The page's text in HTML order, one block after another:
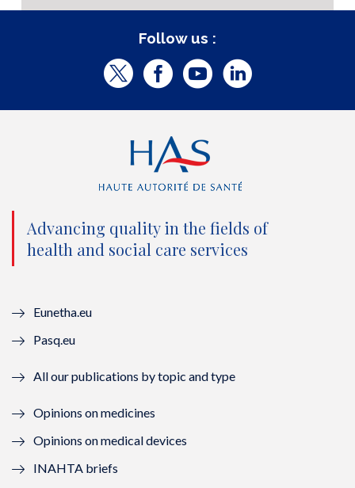
Follow us :
T
t
t
e
r
u
e
l
F
c
e
b
o
o
o
e
Y
u
b
e
u
L
d
Advancing quality in the fields of
health and social care services
Eunetha.eu
Pasq.eu
All our publications by topic and type
Opinions on medicines
Opinions on medical devices
INAHTA briefs